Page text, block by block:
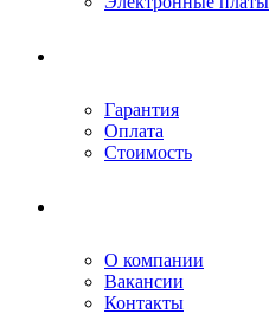
Гарантия
Оплата
Стоимость
О компании
Вакансии
Контакты